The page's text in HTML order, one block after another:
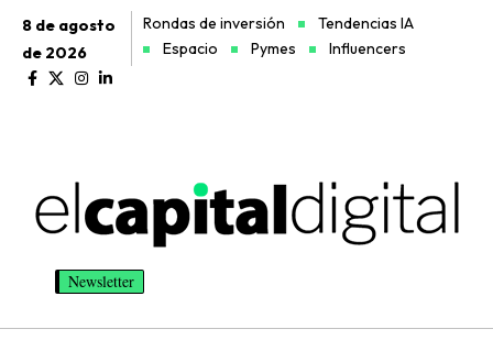
8 de agosto
de 2026
Rondas de inversión
Tendencias IA
Espacio
Pymes Influencers
Newsletter